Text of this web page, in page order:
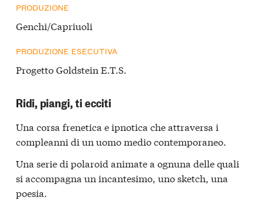
PRODUZIONE
Genchi/Capriuoli
PRODUZIONE ESECUTIVA
Progetto Goldstein E.T.S.
Ridi, piangi, ti ecciti
Una corsa frenetica e ipnotica che attraversa i
compleanni di un uomo medio contemporaneo.
Una serie di polaroid animate a ognuna delle quali
si accompagna un incantesimo, uno sketch, una
poesia.